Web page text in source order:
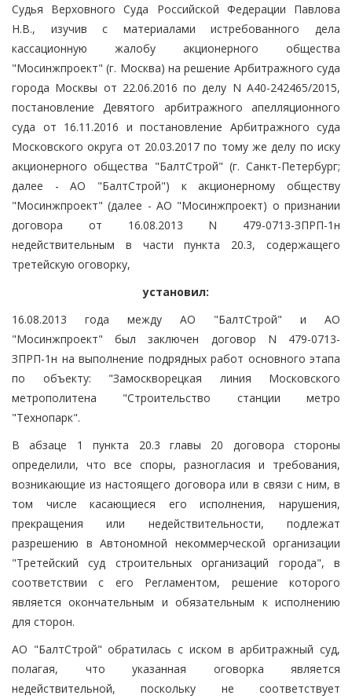
Судья Верховного Суда Российской Федерации Павлова
Н.В., изучив с материалами истребованного дела
кассационную жалобу акционерного общества
"Мосинжпроект" (г. Москва) на решение Арбитражного суда
города Москвы от 22.06.2016 по делу N А40-242465/2015,
постановление Девятого арбитражного апелляционного
суда от 16.11.2016 и постановление Арбитражного суда
Московского округа от 20.03.2017 по тому же делу по иску
акционерного общества "БалтСтрой" (г. Санкт-Петербург;
далее - АО "БалтСтрой") к акционерному обществу
"Мосинжпроект" (далее - АО "Мосинжпроект) о признании
договора от 16.08.2013 N 479-0713-ЗПРП-1н
недействительным в части пункта 20.3, содержащего
третейскую оговорку,
установил:
16.08.2013 года между АО "БалтСтрой" и АО
"Мосинжпроект" был заключен договор N 479-0713-
ЗПРП-1н на выполнение подрядных работ основного этапа
по объекту: "Замоскворецкая линия Московского
метрополитена "Строительство станции метро
"Технопарк".
В абзаце 1 пункта 20.3 главы 20 договора стороны
определили, что все споры, разногласия и требования,
возникающие из настоящего договора или в связи с ним, в
том числе касающиеся его исполнения, нарушения,
прекращения или недействительности, подлежат
разрешению в Автономной некоммерческой организации
"Третейский суд строительных организаций города", в
соответствии с его Регламентом, решение которого
является окончательным и обязательным к исполнению
для сторон.
АО "БалтСтрой" обратилась с иском в арбитражный суд,
полагая, что указанная оговорка является
недействительной, поскольку не соответствует